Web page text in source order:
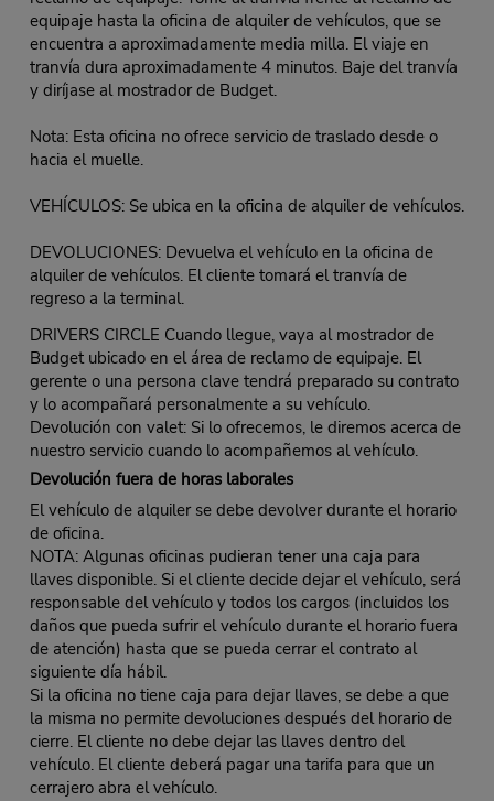
equipaje hasta la oficina de alquiler de vehículos, que se
encuentra a aproximadamente media milla. El viaje en
tranvía dura aproximadamente 4 minutos. Baje del tranvía
y diríjase al mostrador de Budget.
Nota: Esta oficina no ofrece servicio de traslado desde o
hacia el muelle.
VEHÍCULOS: Se ubica en la oficina de alquiler de vehículos.
DEVOLUCIONES: Devuelva el vehículo en la oficina de
alquiler de vehículos. El cliente tomará el tranvía de
regreso a la terminal.
DRIVERS CIRCLE Cuando llegue, vaya al mostrador de
Budget ubicado en el área de reclamo de equipaje. El
gerente o una persona clave tendrá preparado su contrato
y lo acompañará personalmente a su vehículo.
Devolución con valet: Si lo ofrecemos, le diremos acerca de
nuestro servicio cuando lo acompañemos al vehículo.
Devolución fuera de horas laborales
El vehículo de alquiler se debe devolver durante el horario
de oficina.
NOTA: Algunas oficinas pudieran tener una caja para
llaves disponible. Si el cliente decide dejar el vehículo, será
responsable del vehículo y todos los cargos (incluidos los
daños que pueda sufrir el vehículo durante el horario fuera
de atención) hasta que se pueda cerrar el contrato al
siguiente día hábil.
Si la oficina no tiene caja para dejar llaves, se debe a que
la misma no permite devoluciones después del horario de
cierre. El cliente no debe dejar las llaves dentro del
vehículo. El cliente deberá pagar una tarifa para que un
cerrajero abra el vehículo.